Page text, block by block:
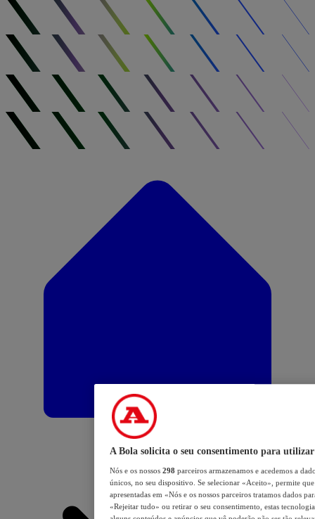
A Bola solicita o seu consentimento para utilizar
Nós e os nossos 298 parceiros armazenamos e acedemos a
únicos, no seu dispositivo. Se selecionar «Aceito», permite
apresentadas em «Nós e os nossos parceiros tratamos dados
«Rejeitar tudo» ou retirar o seu consentimento, estas